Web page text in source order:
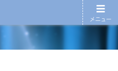
メニュー